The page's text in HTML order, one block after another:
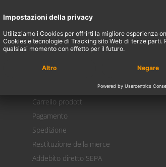
Il mio account
Il mio account
Carrello prodotti
Pagamento
Spedizione
Restituzione della merce
Addebito diretto SEPA